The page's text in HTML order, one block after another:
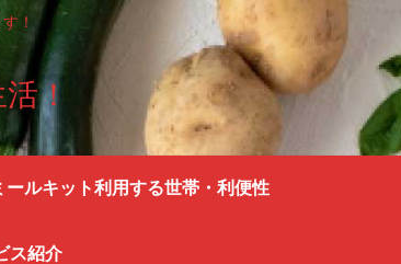
！
！
ールキット利用する世帯・利便性
ス紹介